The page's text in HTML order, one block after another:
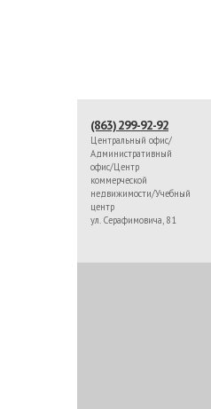
(863) 299-92-92
Центральный офис/
Административный
офис/Центр
коммерческой
недвижимости/Учебный
центр
ул. Серафимовича, 81